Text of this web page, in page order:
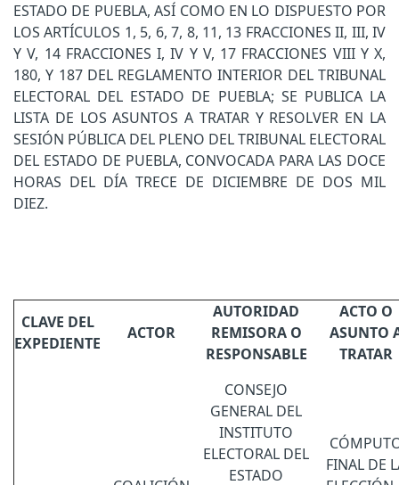
ESTADO DE PUEBLA, ASÍ COMO EN LO DISPUESTO POR
LOS ARTÍCULOS 1, 5, 6, 7, 8, 11, 13 FRACCIONES II, III, IV
Y V, 14 FRACCIONES I, IV Y V, 17 FRACCIONES VIII Y X,
180, Y 187 DEL REGLAMENTO INTERIOR DEL TRIBUNAL
ELECTORAL DEL ESTADO DE PUEBLA; SE PUBLICA LA
LISTA DE LOS ASUNTOS A TRATAR Y RESOLVER EN LA
SESIÓN PÚBLICA DEL PLENO DEL TRIBUNAL ELECTORAL
DEL ESTADO DE PUEBLA, CONVOCADA PARA LAS DOCE
HORAS DEL DÍA TRECE DE DICIEMBRE DE DOS MIL
DIEZ.
CLAVE DEL
EXPEDIENTE
ACTOR
AUTORIDAD
REMISORA O
RESPONSABLE
ACTO O
ASUNTO
TRATAR
CONSEJO
GENERAL DEL
INSTITUTO
ELECTORAL DEL
ESTADO
FINAL DE